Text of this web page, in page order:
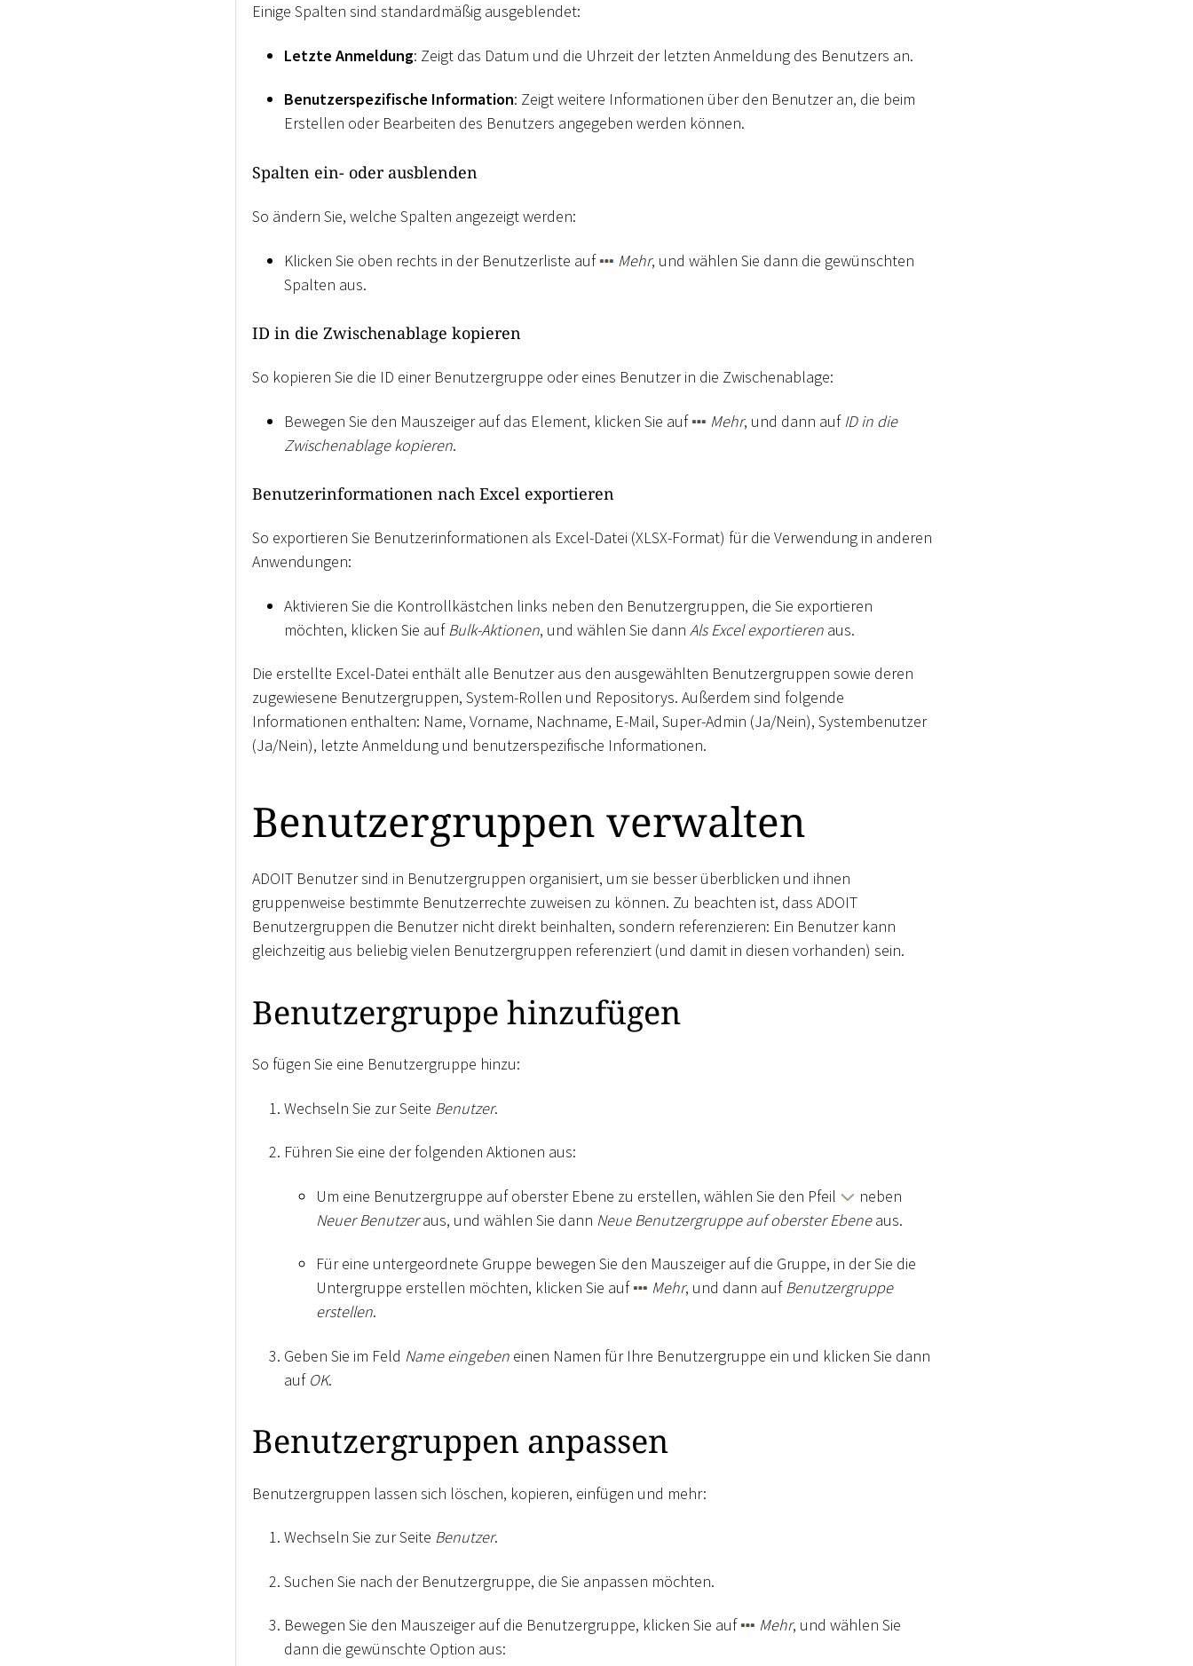
Einige Spalten sind standardmäßig ausgeblendet:
Letzte Anmeldung: Zeigt das Datum und die Uhrzeit der letzten Anmeldung des Benutzers an.
Benutzerspezifische Information: Zeigt weitere Informationen über den Benutzer an, die beim
Erstellen oder Bearbeiten des Benutzers angegeben werden können.
Spalten ein- oder ausblenden
So ändern Sie, welche Spalten angezeigt werden:
Klicken Sie oben rechts in der Benutzerliste auf Mehr, und wählen Sie dann die gewünschten
Spalten aus.
ID in die Zwischenablage kopieren
So kopieren Sie die ID einer Benutzergruppe oder eines Benutzer in die Zwischenablage:
Bewegen Sie den Mauszeiger auf das Element, klicken Sie auf Mehr, und dann aufID in die
Zwischenablage kopieren.
Benutzerinformationen nach Excel exportieren
So exportieren Sie Benutzerinformationen als Excel-Datei (XLSX-Format) für die Verwendung in anderen
Anwendungen:
Aktivieren Sie die Kontrollkästchen links neben den Benutzergruppen, die Sie exportieren
möchten, klicken Sie aufBulk-Aktionen, und wählen Sie dann Als Excel exportieren aus.
Die erstellte Excel-Datei enthält alle Benutzer aus den ausgewählten Benutzergruppen sowie deren
zugewiesene Benutzergruppen, System-Rollen und Repositorys. Außerdem sind folgende
Informationen enthalten: Name, Vorname, Nachname, E-Mail, Super-Admin (Ja/Nein), Systembenutzer
(Ja/Nein), letzte Anmeldung und benutzerspezifische Informationen.
Benutzergruppen verwalten
ADOIT Benutzer sind in Benutzergruppen organisiert, um sie besser überblicken und ihnen
gruppenweise bestimmte Benutzerrechte zuweisen zu können. Zu beachten ist, dass ADOIT
Benutzergruppen die Benutzer nicht direkt beinhalten, sondern referenzieren: Ein Benutzer kann
gleichzeitig aus beliebig vielen Benutzergruppen referenziert (und damit in diesen vorhanden) sein.
Benutzergruppe hinzufügen
So fügen Sie eine Benutzergruppe hinzu:
Wechseln Sie zur Seite Benutzer.
Führen Sie eine der folgenden Aktionen aus:
Um eine Benutzergruppe auf oberster Ebene zu erstellen, wählen Sie den Pfeil
neben
Neuer Benutzeraus, und wählen Sie dann Neue Benutzergruppe auf oberster Ebeneaus.
Für eine untergeordnete Gruppe bewegen Sie den Mauszeiger auf die Gruppe, in der Sie die
Untergruppe erstellen möchten, klicken Sie auf
Mehr, und dann aufBenutzergruppe
erstellen.
Geben Sie im Feld Name eingeben einen Namen für Ihre Benutzergruppe ein und klicken Sie dann
auf OK.
Benutzergruppen anpassen
Benutzergruppen lassen sich löschen, kopieren, einfügen und mehr:
Wechseln Sie zur Seite Benutzer.
Suchen Sie nach der Benutzergruppe, die Sie anpassen möchten.
Bewegen Sie den Mauszeiger auf die Benutzergruppe, klicken Sie auf Mehr, und wählen Sie
dann die gewünschte Option aus: